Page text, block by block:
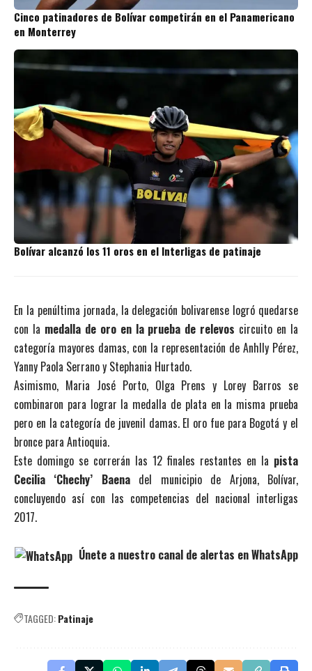
Cinco patinadores de Bolívar competirán en el Panamericano
en Monterrey
Bolívar alcanzó los 11 oros en el Interligas de patinaje
En la penúltima jornada, la delegación bolivarense logró quedarse
con la medalla de oro en la prueba de relevos circuito en la
categoría mayores damas, con la representación de Anhlly Pérez,
Yanny Paola Serrano y Stephania Hurtado.
Asimismo, Maria José Porto, Olga Prens y Lorey Barros se
combinaron para lograr la medalla de plata en la misma prueba
pero en la categoría de juvenil damas. El oro fue para Bogotá y el
bronce para Antioquia.
Este domingo se correrán las 12 finales restantes en la pista
Cecilia ‘Chechy’ Baenadel municipio de Arjona, Bolívar,
concluyendo así con las competencias del nacional interligas
2017.
Únete a nuestro canal de alertas en WhatsApp
TAGGED:Patinaje